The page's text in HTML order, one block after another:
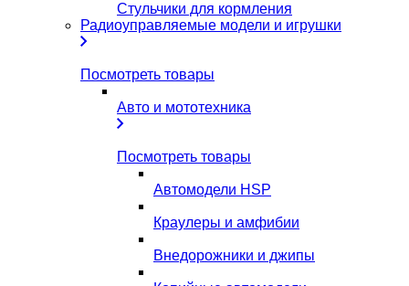
Стульчики для кормления
Радиоуправляемые модели и игрушки
Посмотреть товары
Авто и мототехника
Посмотреть товары
Автомодели HSP
Краулеры и амфибии
Внедорожники и джипы